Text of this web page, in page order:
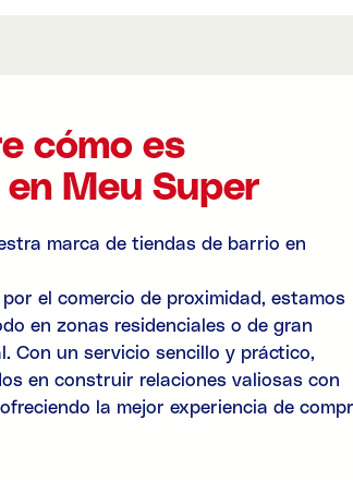
cómo es
Meu Super
marca de tiendas de barrio en
el comercio de proximidad, estamos
en zonas residenciales o de gran
Con un servicio sencillo y práctico,
en construir relaciones valiosas con
la mejor experiencia de